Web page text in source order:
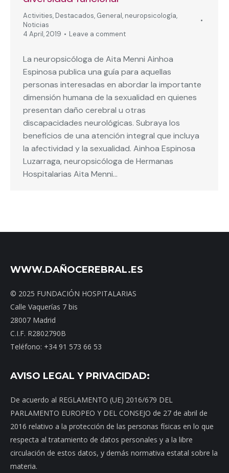
Activities, Destacados, General, neuropsicología,
Noticias
4 April, 2019
Leave a comment
La neuropsicóloga de Aita Menni Ainhoa
Espinosa publica una guía para aquellas
personas interesadas en abordar la importante
dimensión humana de la sexualidad en quienes
presentan daño cerebral u otras
discapacidades neurológicas. Subraya los
beneficios de una atención integral que incluya
la afectividad y la sexualidad. Ainhoa Espinosa
Luzarraga, neuropsicóloga de Hermanas
Hospitalarias Aita Menni…
WWW.DAÑOCEREBRAL.ES
© 2025 FUNDACIÓN HOSPITALARIAS
Calle Vaquerías 7 bis
28007 Madrid
C.I.F. R2802790B
Teléfono: +34 91 573 66 53
AVISO LEGAL Y PRIVACIDAD:
De acuerdo al REGLAMENTO (UE) 2016/679 DEL
PARLAMENTO EUROPEO Y DEL CONSEJO de 27 de abril de
2016 relativo a la protección de las personas físicas en lo que
respecta al tratamiento de datos personales y a la libre
circulación de estos datos, y demás normativa estatal sobre la
materia.